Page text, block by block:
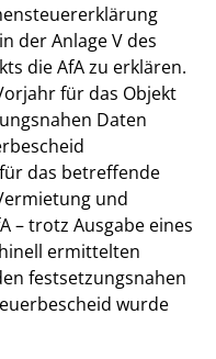
der Anlage V des
die AfA zu erklären.
für das Objekt
Daten
das betreffende
und
– trotz Ausgabe eines
ermittelten
festsetzungsnahen
wurde